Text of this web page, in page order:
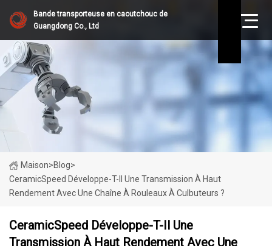
Bande transporteuse en caoutchouc de
Guangdong Co., Ltd
Maison>Blog>
CeramicSpeed ​​développe-T-Il Une Transmission À Haut
Rendement Avec Une Chaîne À Rouleaux À Culbuteurs ?
CeramicSpeed ​​développe-T-Il Une
Transmission À Haut Rendement Avec Une